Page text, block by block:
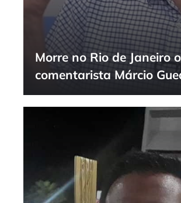
Morre no Rio de Janeiro o
comentarista Márcio